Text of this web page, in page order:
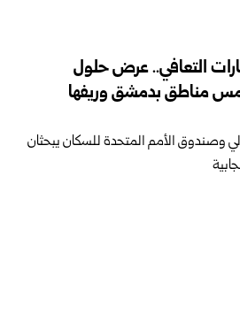
التعافي.. عرض حلول
مناطق بدمشق وريفها